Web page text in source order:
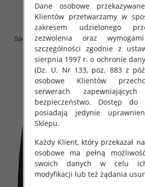
Spodnie męskie jeans Roz 40-48,
1 Kolor .Paczka 10 szt
52.00 zł
szczegóły
1
Dane osobowe
Klientów przetwarzamy w
zakresem udzielonego
zezwolenia oraz
szczególności zgodnie z
sierpnia 1997 r. o ochronie
(Dz. U. Nr 133, poz. 883 z
osobowe Klientów
serwerach
bezpieczeństwo. Dostęp do
posiadają jedynie
Sklepu.
Każdy Klient, który przekazał
osobowe ma pełną
swoich danych w celu
modyfikacji lub też żądania